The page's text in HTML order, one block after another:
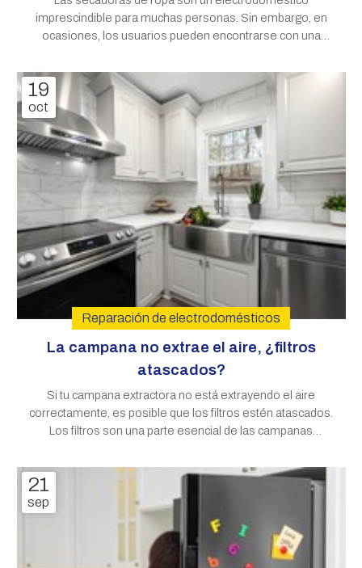
imprescindible para muchas personas. Sin embargo, en
ocasiones, los usuarios pueden encontrarse con una
prolongarse más allá de lo razonable. ¿A qué puede
deberse este fenómeno? En esta nueva
19
oct
La campana no extrae el aire, ¿filtros
atascados?
Reparación de electrodomésticos
Si tu campana extractora no está extrayendo el aire
correctamente, es posible que los filtros estén atascados.
Los filtros son una parte esencial de las campanas
grasa, el humo y los olores del aire mientras cocinas. Con
21
sep